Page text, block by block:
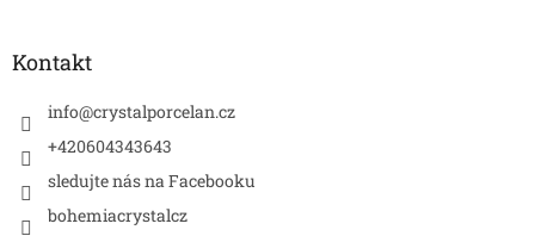
Kontakt
info@crystalporcelan.cz
+420604343643
sledujte nás na Facebooku
bohemiacrystalcz